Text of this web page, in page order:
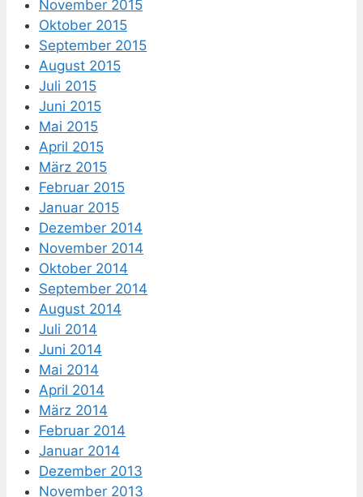
November 2015
Oktober 2015
September 2015
August 2015
Juli 2015
Juni 2015
Mai 2015
April 2015
März 2015
Februar 2015
Januar 2015
Dezember 2014
November 2014
Oktober 2014
September 2014
August 2014
Juli 2014
Juni 2014
Mai 2014
April 2014
März 2014
Februar 2014
Januar 2014
Dezember 2013
November 2013